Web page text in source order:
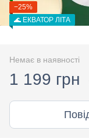
−25%
🌊 ЕКВАТОР ЛІТА
Немає в наявності
1 199 грн